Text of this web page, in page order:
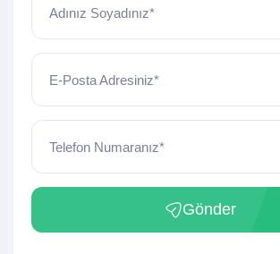
Adınız Soyadınız*
E-Posta Adresiniz*
Telefon Numaranız*
Gönder